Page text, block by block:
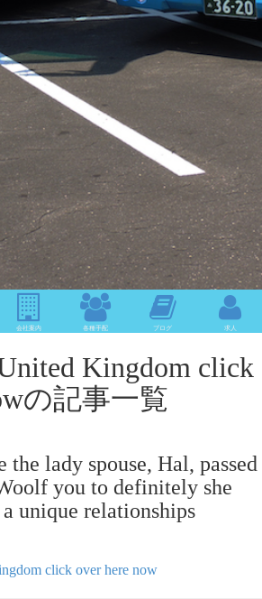
会社案内 各種手配 ブログ 求人
Kingdom click
の記事一覧
the lady spouse, Hal, passed
you to definitely she
unique relationships
click over here now